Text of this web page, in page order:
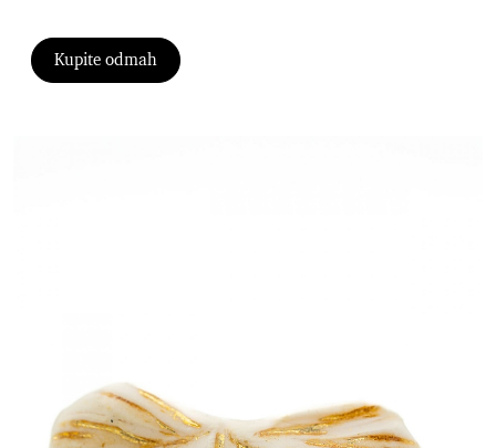
Kupite odmah